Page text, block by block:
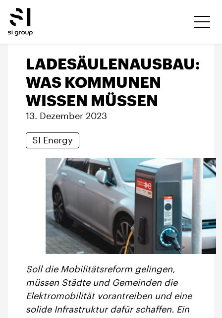
LADESÄULENAUSBAU:
WAS KOMMUNEN
WISSEN MÜSSEN
13. Dezember 2023
SI Energy
Soll die Mobilitätsreform gelingen,
müssen Städte und Gemeinden die
Elektromobilität vorantreiben und eine
solide Infrastruktur dafür schaffen. Ein